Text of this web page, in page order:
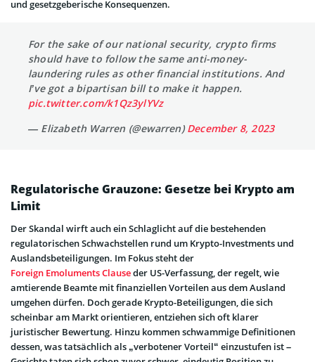
und gesetzgeberische Konsequenzen.
For the sake of our national security, crypto firms
should have to follow the same anti-money-
laundering rules as other financial institutions. And
I’ve got a bipartisan bill to make it happen.
pic.twitter.com/k1Qz3ylYVz
— Elizabeth Warren (@ewarren)December 8, 2023
Regulatorische Grauzone: Gesetze bei Krypto am
Limit
Der Skandal wirft auch ein Schlaglicht auf die bestehenden
regulatorischen Schwachstellen rund um Krypto-Investments und
Auslandsbeteiligungen. Im Fokus steht der
Foreign Emoluments Clauseder US-Verfassung, der regelt, wie
amtierende Beamte mit finanziellen Vorteilen aus dem Ausland
umgehen dürfen. Doch gerade Krypto-Beteiligungen, die sich
scheinbar am Markt orientieren, entziehen sich oft klarer
juristischer Bewertung. Hinzu kommen schwammige Definitionen
dessen, was tatsächlich als „verbotener Vorteil“ einzustufen ist –